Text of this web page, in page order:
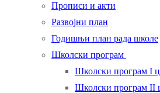
Прописи и акти
Развојни план
Годишњи план рада школе
Школски програм
Школски програм I
Школски програм II